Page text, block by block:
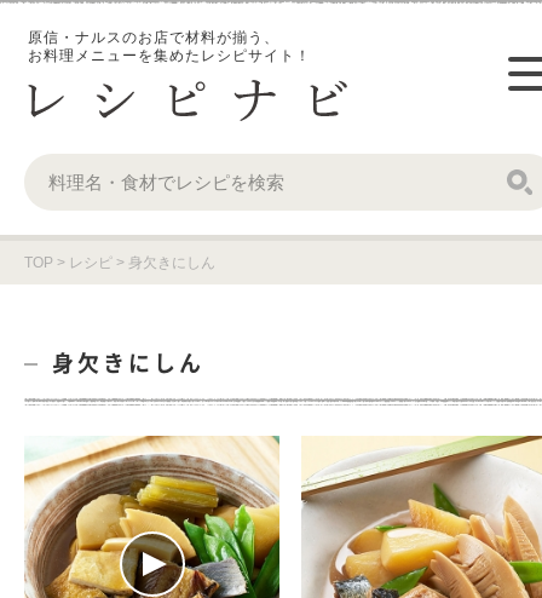
原信・ナルスのお店で材料が揃う、
お料理メニューを集めたレシピサイト！
TOP > レシピ > 身欠きにしん
身欠きにしん